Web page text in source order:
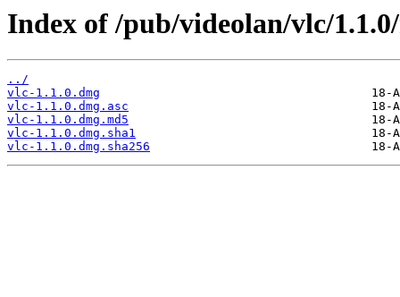
Index of /pub/videolan/vlc/
../
vlc-1.1.0.dmg
vlc-1.1.0.dmg.asc
vlc-1.1.0.dmg.md5
vlc-1.1.0.dmg.sha1
vlc-1.1.0.dmg.sha256